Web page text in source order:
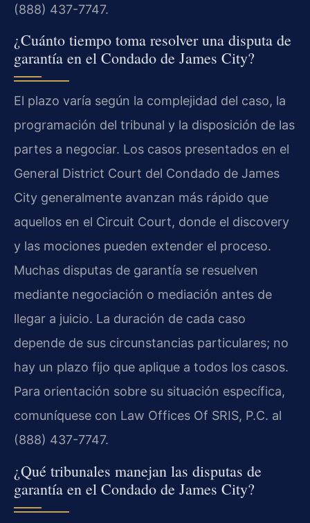
(888) 437-7747.
¿Cuánto tiempo toma resolver una disputa de
garantía en el Condado de James City?
El plazo varía según la complejidad del caso, la
programación del tribunal y la disposición de las
partes a negociar. Los casos presentados en el
General District Court del Condado de James
City generalmente avanzan más rápido que
aquellos en el Circuit Court, donde el discovery
y las mociones pueden extender el proceso.
Muchas disputas de garantía se resuelven
mediante negociación o mediación antes de
llegar a juicio. La duración de cada caso
depende de sus circunstancias particulares; no
hay un plazo fijo que aplique a todos los casos.
Para orientación sobre su situación específica,
comuníquese con Law Offices Of SRIS, P.C. al
(888) 437-7747.
¿Qué tribunales manejan las disputas de
garantía en el Condado de James City?